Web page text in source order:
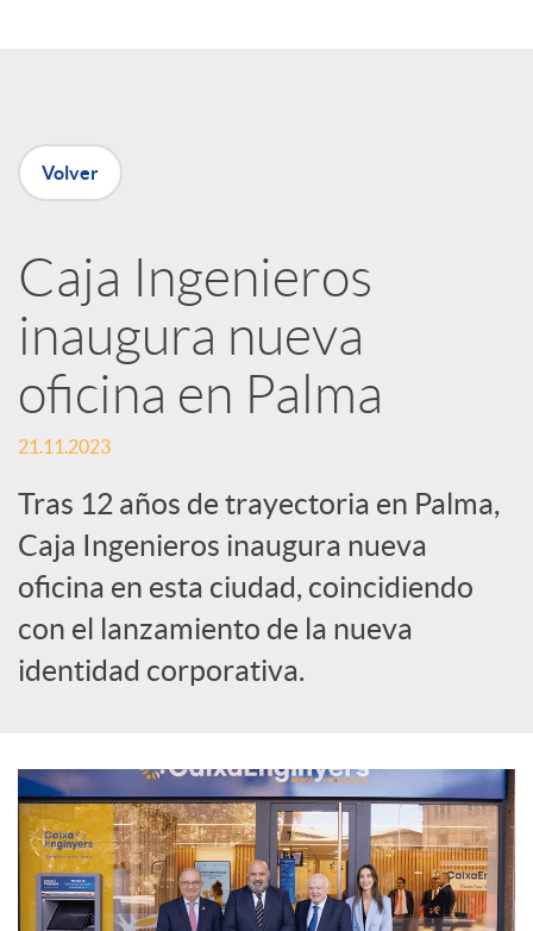
p
a
r
t
i
r
e
R
e
Volver
Caja Ingenieros
inaugura nueva
oficina en Palma
21.11.2023
Tras 12 años de trayectoria en Palma,
Caja Ingenieros inaugura nueva
oficina en esta ciudad, coincidiendo
con el lanzamiento de la nueva
identidad corporativa.